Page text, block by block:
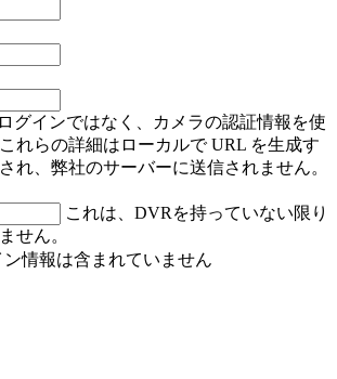
グインではなく、カメラの認証情報を使
れらの詳細はローカルで URL を生成す
れ、弊社のサーバーに送信されません。
これは、DVRを持っていない限り
せん。
ン情報は含まれていません